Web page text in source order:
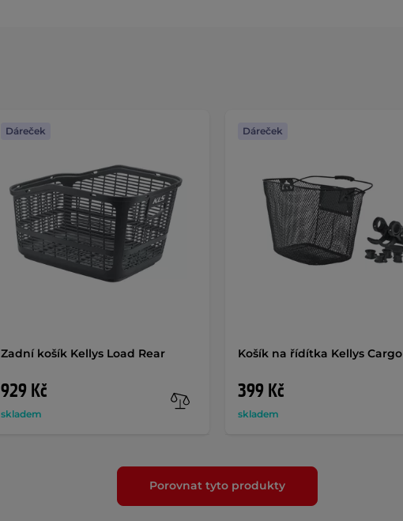
Zadní košík Kellys Load Rear
929 Kč
skladem
Dáreček
Košík na řídítka Kellys Cargo
399 Kč
skladem
Dáreček
Porovnat tyto produkty